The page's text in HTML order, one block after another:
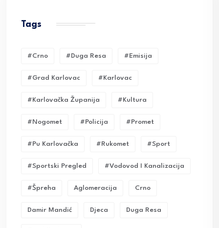
Tags
#crno #duga Resa #emisija
#grad Karlovac #karlovac
#karlovačka Županija #kultura
#nogomet #policija #promet
#pu Karlovačka #rukomet #sport
#sportski Pregled #vodovod I Kanalizacija
#Špreha Aglomeracija Crno
Damir Mandić Djeca Duga Resa